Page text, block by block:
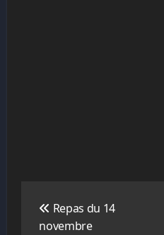
l’article
Repas du 14
novembre